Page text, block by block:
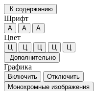
К содержанию
Шрифт
А А А
Цвет
Ц Ц Ц Ц
Ц
Дополнительно
Графика
Включить
Отключить
Монохромные изображения